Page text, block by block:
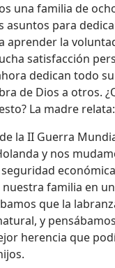
una familia de
asuntos para
aprender la
satisfacción
dedican todo
de Dios a otros.
La madre relata:
la II Guerra
y nos
familia en
que la
y
herencia que